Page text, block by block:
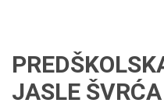
JASLE ŠVRĆA